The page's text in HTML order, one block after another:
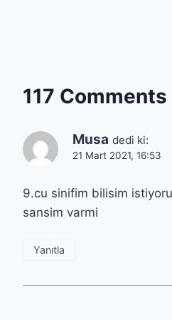
117 Comments
Musa dedi ki:
21 Mart 2021, 16:53
9.cu sinifim bilisim
sansim varmi
Yanıtla